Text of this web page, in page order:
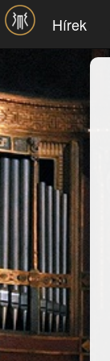
Ugrás a tartalomra
Hírek